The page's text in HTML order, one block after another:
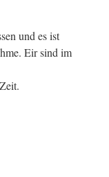
und es ist
Eir sind im